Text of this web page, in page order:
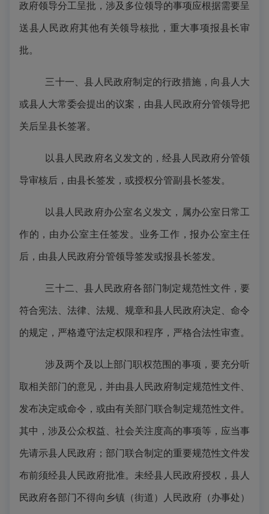
政府领导分工呈批，涉及多位领导的事项应根据需要呈
送县人民政府其他有关领导核批，重大事项报县长审
批。
三十一、县人民政府制定的行政措施 ， 向县人大
或县人大常委会提出的议案，由县人民政府分管领导把
关后呈县长签署。
以县人民政府名义发文的，经县人民政府分管领
导审核后，由县长签发，或授权分管副县长签发。
以县人民政府办公室名义发文，属办公室日常工
作的，由办公室主任签发。业务工作，报办公室主任
后，由县人民政府分管领导签发或报县长签发。
三十二、县人民政府各部门制定规范性文件，要
符合宪法、法律、法规、规章和县人民政府决定、命令
的规定，严格遵守法定权限和程序，严格合法性审查。
涉及两个及以上部门职权范围的事项，要充分听
取相关部门的意见，并由县人民政府制定规范性文件、
发布决定或命令，或由有关部门联合制定规范性文件。
其中，涉及公众权益、社会关注度高的事项等，应当事
先请示县人民政府；部门联合制定的重要规范性文件发
布前须经县人民政府批准。未经县人民政府授权，县人
民政府各部门不得向乡镇（街道）人民政府（办事处）